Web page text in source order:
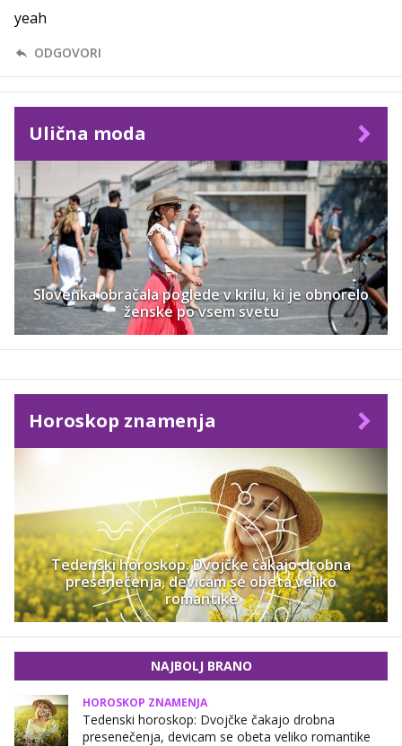
yeah
ODGOVORI
Ulična moda
Slovenka obračala poglede v krilu, ki je obnorelo
ženske po vsem svetu
Horoskop znamenja
Tedenski horoskop: Dvojčke čakajo drobna
presenečenja, devicam se obeta veliko
romantike
NAJBOLJ BRANO
HOROSKOP ZNAMENJA
Tedenski horoskop: Dvojčke čakajo drobna
presenečenja, devicam se obeta veliko romantike